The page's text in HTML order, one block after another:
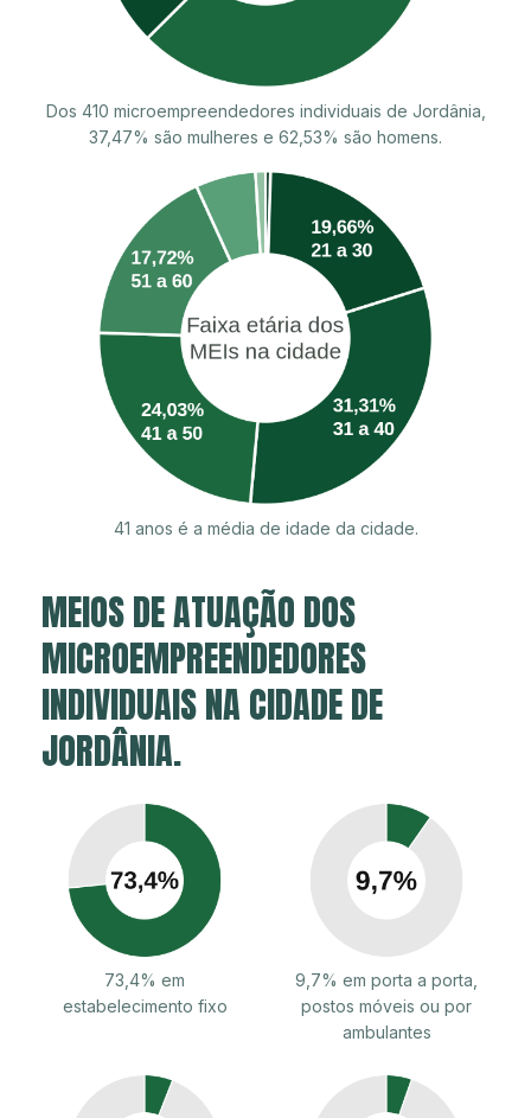
Dos 410 microempreendedores individuais de Jordânia,
37,47% são mulheres e 62,53% são homens.
41 anos é a média de idade da cidade.
MEIOS DE ATUAÇÃO DOS
MICROEMPREENDEDORES
INDIVIDUAIS NA CIDADE DE
JORDÂNIA.
73,4% em
estabelecimento fixo
9,7% em porta a porta,
postos móveis ou por
ambulantes